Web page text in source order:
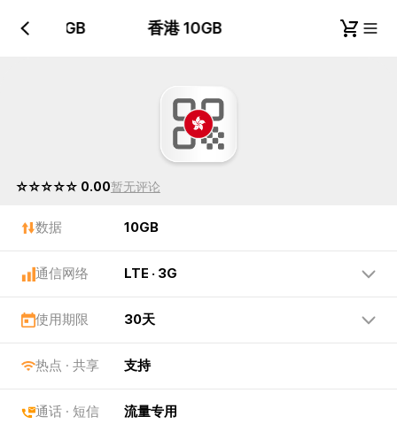
香港 10GB 香港 10GB
☆☆☆☆☆ 0.00暂无评论
数据 10GB
通信网络 LTE · 3G
使用期限 30天
热点 · 共享 支持
通话 · 短信 流量专用